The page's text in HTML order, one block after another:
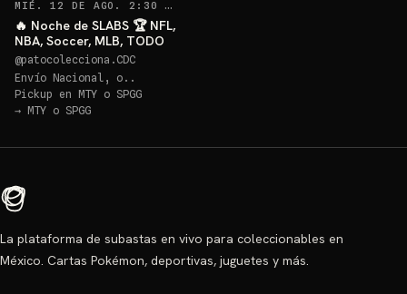
MIÉ. 12 DE AGO. 2:30 AM
🔥 Noche de SLABS 🏆 NFL,
NBA, Soccer, MLB, TODO
@patocolecciona.CDC
Envío Nacional, o..
Pickup en MTY o SPGG
→ MTY o SPGG
La plataforma de subastas en vivo para coleccionables en
México. Cartas Pokémon, deportivas, juguetes y más.